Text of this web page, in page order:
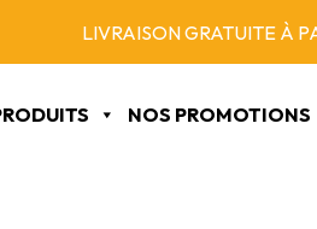
VENTE UNIQUEMENT AUX
NOS PROMOTIONS